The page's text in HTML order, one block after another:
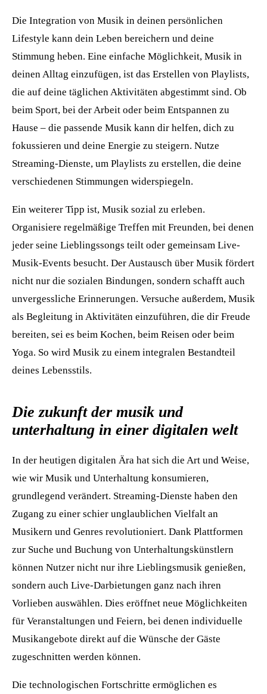
Die Integration von Musik in deinen persönlichen
Lifestyle kann dein Leben bereichern und deine
Stimmung heben. Eine einfache Möglichkeit, Musik in
deinen Alltag einzufügen, ist das Erstellen von Playlists,
die auf deine täglichen Aktivitäten abgestimmt sind. Ob
beim Sport, bei der Arbeit oder beim Entspannen zu
Hause – die passende Musik kann dir helfen, dich zu
fokussieren und deine Energie zu steigern. Nutze
Streaming-Dienste, um Playlists zu erstellen, die deine
verschiedenen Stimmungen widerspiegeln.
Ein weiterer Tipp ist, Musik sozial zu erleben.
Organisiere regelmäßige Treffen mit Freunden, bei denen
jeder seine Lieblingssongs teilt oder gemeinsam Live-
Musik-Events besucht. Der Austausch über Musik fördert
nicht nur die sozialen Bindungen, sondern schafft auch
unvergessliche Erinnerungen. Versuche außerdem, Musik
als Begleitung in Aktivitäten einzuführen, die dir Freude
bereiten, sei es beim Kochen, beim Reisen oder beim
Yoga. So wird Musik zu einem integralen Bestandteil
deines Lebensstils.
Die zukunft der musik und
unterhaltung in einer digitalen welt
In der heutigen digitalen Ära hat sich die Art und Weise,
wie wir Musik und Unterhaltung konsumieren,
grundlegend verändert. Streaming-Dienste haben den
Zugang zu einer schier unglaublichen Vielfalt an
Musikern und Genres revolutioniert. Dank Plattformen
zur Suche und Buchung von Unterhaltungskünstlern
können Nutzer nicht nur ihre Lieblingsmusik genießen,
sondern auch Live-Darbietungen ganz nach ihren
Vorlieben auswählen. Dies eröffnet neue Möglichkeiten
für Veranstaltungen und Feiern, bei denen individuelle
Musikangebote direkt auf die Wünsche der Gäste
zugeschnitten werden können.
Die technologischen Fortschritte ermöglichen es